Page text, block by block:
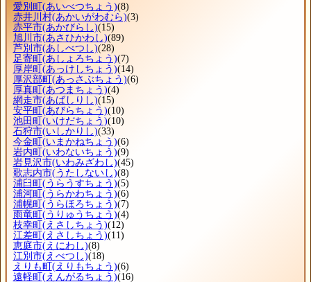
愛別町(あいべつちょう)(8)
赤井川村(あかいがわむら)(3)
赤平市(あかびらし)(15)
旭川市(あさひかわし)(89)
芦別市(あしべつし)(28)
足寄町(あしょろちょう)(7)
厚岸町(あっけしちょう)(14)
厚沢部町(あっさぶちょう)(6)
厚真町(あつまちょう)(4)
網走市(あばしりし)(15)
安平町(あびらちょう)(10)
池田町(いけだちょう)(10)
石狩市(いしかりし)(33)
今金町(いまかねちょう)(6)
岩内町(いわないちょう)(9)
岩見沢市(いわみざわし)(45)
歌志内市(うたしないし)(8)
浦臼町(うらうすちょう)(5)
浦河町(うらかわちょう)(6)
浦幌町(うらほろちょう)(7)
雨竜町(うりゅうちょう)(4)
枝幸町(えさしちょう)(12)
江差町(えさしちょう)(11)
恵庭市(えにわし)(8)
江別市(えべつし)(18)
えりも町(えりもちょう)(6)
遠軽町(えんがるちょう)(16)